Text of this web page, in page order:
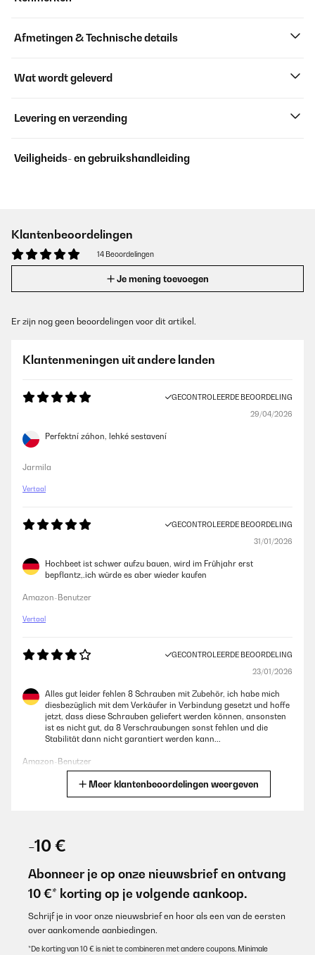
Afmetingen & Technische details
Wat wordt geleverd
Levering en verzending
Veiligheids- en gebruikshandleiding
Klantenbeoordelingen
14 Beoordelingen
Je mening toevoegen
Er zijn nog geen beoordelingen voor dit artikel.
Klantenmeningen uit andere landen
GECONTROLEERDE BEOORDELING
29/04/2026
Perfektní záhon, lehké sestavení
Jarmila
Vertaal
GECONTROLEERDE BEOORDELING
31/01/2026
Hochbeet ist schwer aufzu bauen, wird im Frühjahr erst
bepflantz,.ich würde es aber wieder kaufen
Amazon-Benutzer
Vertaal
GECONTROLEERDE BEOORDELING
23/01/2026
Alles gut leider fehlen 8 Schrauben mit Zubehör, ich habe mich
diesbezüglich mit dem Verkäufer in Verbindung gesetzt und hoffe
jetzt, dass diese Schrauben geliefert werden können, ansonsten
ist es nicht gut, da 8 Verschraubungen sonst fehlen und die
Stabilität dann nicht garantiert werden kann...
Amazon-Benutzer
work with and saves back bending.
Amazon user
Vertaal
GECONTROLEERDE BEOORDELING
Meer klantenbeoordelingen weergeven
-10 €
Abonneer je op onze nieuwsbrief en ontvang
10 €* korting op je volgende aankoop.
Schrijf je in voor onze nieuwsbrief en hoor als een van de eersten
over aankomende aanbiedingen.
*De korting van 10 € is niet te combineren met andere coupons. Minimale